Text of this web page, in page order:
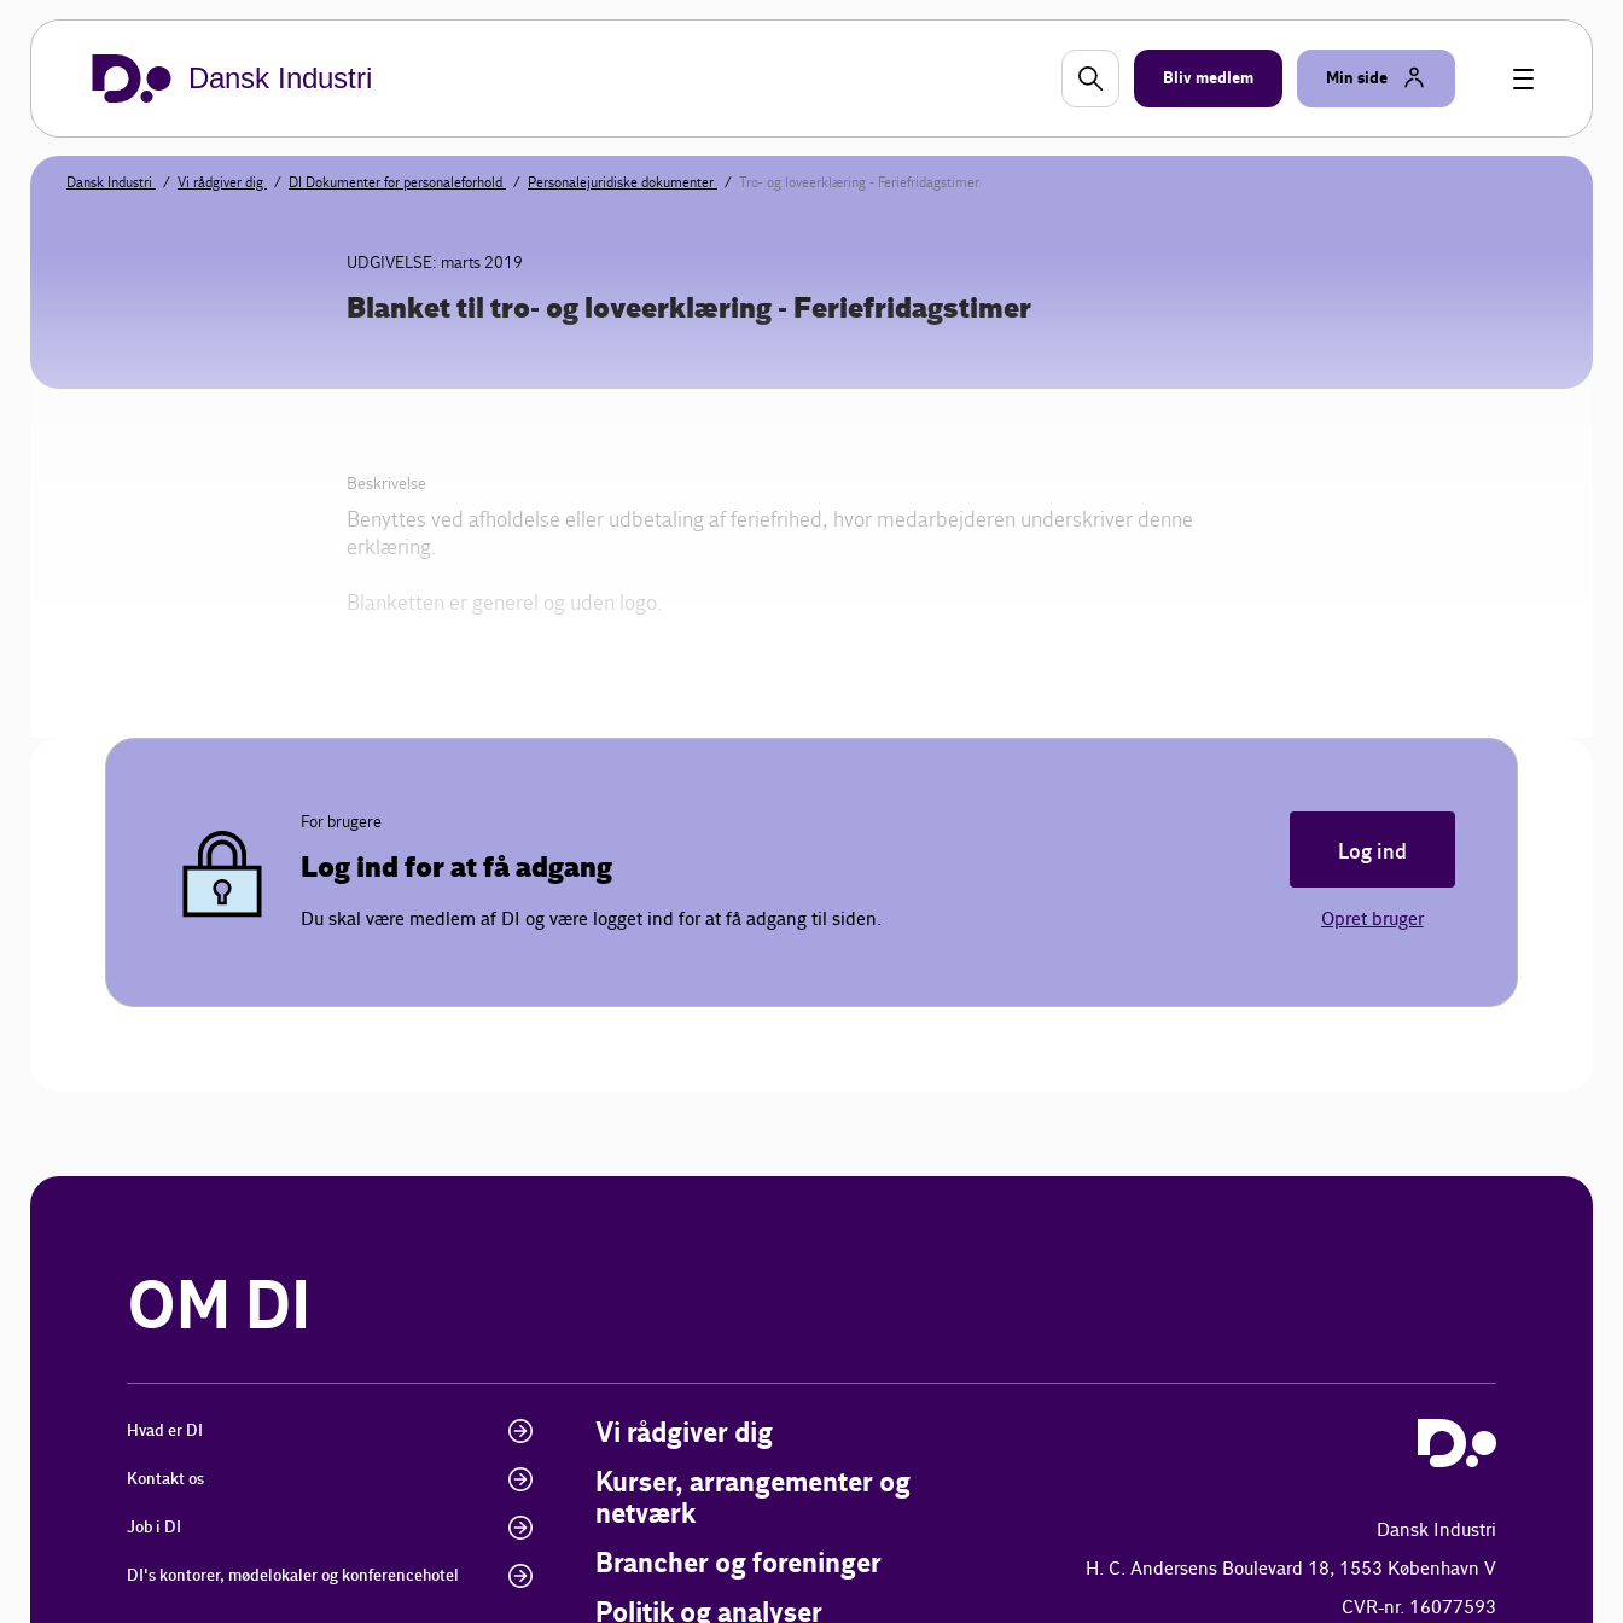
Dansk Industri Bliv medlem Min side
Dansk Industri Vi rådgiver dig DI Dokumenter for personaleforhold Personalejuridiske dokumenter Tro- og loveerklæring - Feriefridagstimer
UDGIVELSE: marts 2019
Blanket til tro- og loveerklæring - Feriefridagstimer
Beskrivelse
Benyttes ved afholdelse eller udbetaling af feriefrihed, hvor medarbejderen underskriver denne
erklæring.
Blanketten er generel og uden logo.
For brugere
Log ind for at få adgang
Du skal være medlem af DI og være logget ind for at få adgang til siden.
Log ind
Opret bruger
OM DI
Hvad er DI
Kontakt os
Job i DI
DI's kontorer, mødelokaler og konferencehotel
Vi rådgiver dig
Kurser, arrangementer og
netværk
Brancher og foreninger
Politik og analyser
Dansk Industri
H. C. Andersens Boulevard 18, 1553 København V
CVR-nr. 16077593